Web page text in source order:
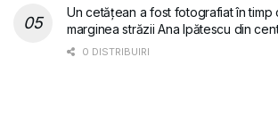
Un cetățean a fost fotografiat în timp
marginea străzii Ana Ipătescu din
0 DISTRIBUIRI